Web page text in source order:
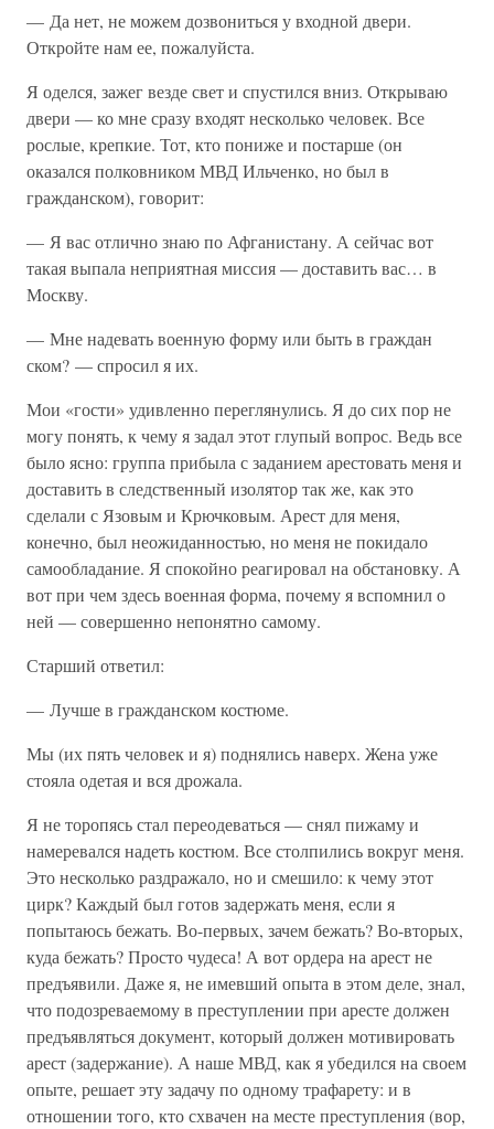
— Да нет, не можем дозвониться у входной двери.
Откройте нам ее, пожалуйста.
Я оделся, зажег везде свет и спустился вниз. Открываю
двери — ко мне сразу входят несколько человек. Все
рослые, крепкие. Тот, кто пониже и постарше (он
оказался полковником МВД Ильченко, но был в
гражданском), говорит:
— Я вас отлично знаю по Афганистану. А сейчас вот
такая выпала неприятная миссия — доставить вас… в
Москву.
— Мне надевать военную форму или быть в граждан
ском? — спросил я их.
Мои «гости» удивленно переглянулись. Я до сих пор не
могу понять, к чему я задал этот глупый вопрос. Ведь все
было ясно: группа прибыла с заданием арестовать меня и
доставить в следственный изолятор так же, как это
сделали с Язовым и Крючковым. Арест для меня,
конечно, был неожиданностью, но меня не покидало
самообладание. Я спокойно реагировал на обстановку. А
вот при чем здесь военная форма, почему я вспомнил о
ней — совершенно непонятно самому.
Старший ответил:
— Лучше в гражданском костюме.
Мы (их пять человек и я) поднялись наверх. Жена уже
стояла одетая и вся дрожала.
Я не торопясь стал переодеваться — снял пижаму и
намеревался надеть костюм. Все столпились вокруг меня.
Это несколько раздражало, но и смешило: к чему этот
цирк? Каждый был готов задержать меня, если я
попытаюсь бежать. Во-первых, зачем бежать? Во-вторых,
куда бежать? Просто чудеса! А вот ордера на арест не
предъявили. Даже я, не имевший опыта в этом деле, знал,
что подозреваемому в преступлении при аресте должен
предъявляться документ, который должен мотивировать
арест (задержание). А наше МВД, как я убедился на своем
опыте, решает эту задачу по одному трафарету: и в
отношении того, кто схвачен на месте преступления (вор,